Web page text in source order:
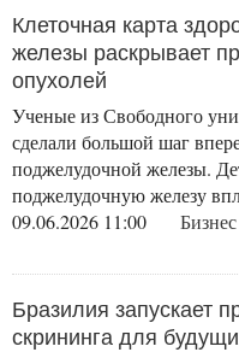
Клеточная карта
железы раскрывает
опухолей
Ученые из Свободного
сделали большой шаг
поджелудочной железы.
поджелудочную железу
09.06.2026 11:00
Бразилия запускает
скрининга для